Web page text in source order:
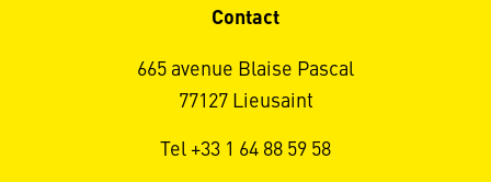
Contact
665 avenue Blaise Pascal
77127 Lieusaint
Tel +33 1 64 88 59 58